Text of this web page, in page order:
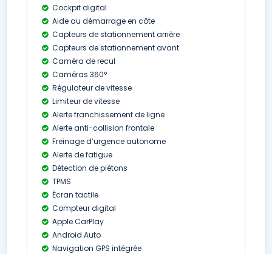
Cockpit digital
Aide au démarrage en côte
Capteurs de stationnement arrière
Capteurs de stationnement avant
Caméra de recul
Caméras 360°
Régulateur de vitesse
Limiteur de vitesse
Alerte franchissement de ligne
Alerte anti-collision frontale
Freinage d’urgence autonome
Alerte de fatigue
Détection de piétons
TPMS
Écran tactile
Compteur digital
Apple CarPlay
Android Auto
Navigation GPS intégrée